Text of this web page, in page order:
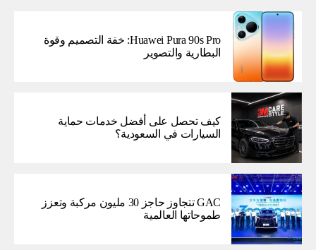
Huawei Pura 90s Pro: خفة التصميم وقوة
البطارية والتصوير
كيف تحصل على أفضل خدمات حماية
السيارات في السعودية؟
GAC تتجاوز حاجز 30 مليون مركبة وتعزز
طموحاتها العالمية